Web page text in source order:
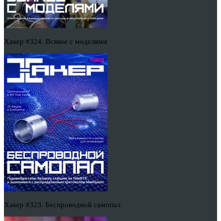
Хакер #324. Всякое с моделями
Хакер #323. Беспроводной самопал